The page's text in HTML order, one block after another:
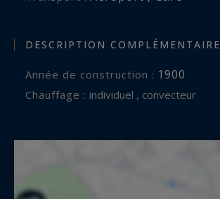
DESCRIPTION COMPLÉMENTAIRE
Année de construction : 1900
Chauffage : individuel , convecteur